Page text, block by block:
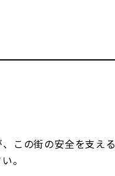
この街の安全を支え
。